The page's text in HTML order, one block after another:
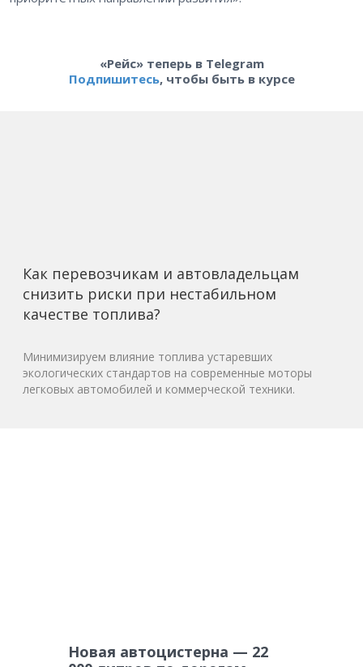
«Рейс» теперь в Telegram
Подпишитесь, чтобы быть в курсе
Как перевозчикам и автовладельцам
снизить риски при нестабильном
качестве топлива?
Минимизируем влияние топлива устаревших
экологических стандартов на современные моторы
легковых автомобилей и коммерческой техники.
Новая автоцистерна — 22